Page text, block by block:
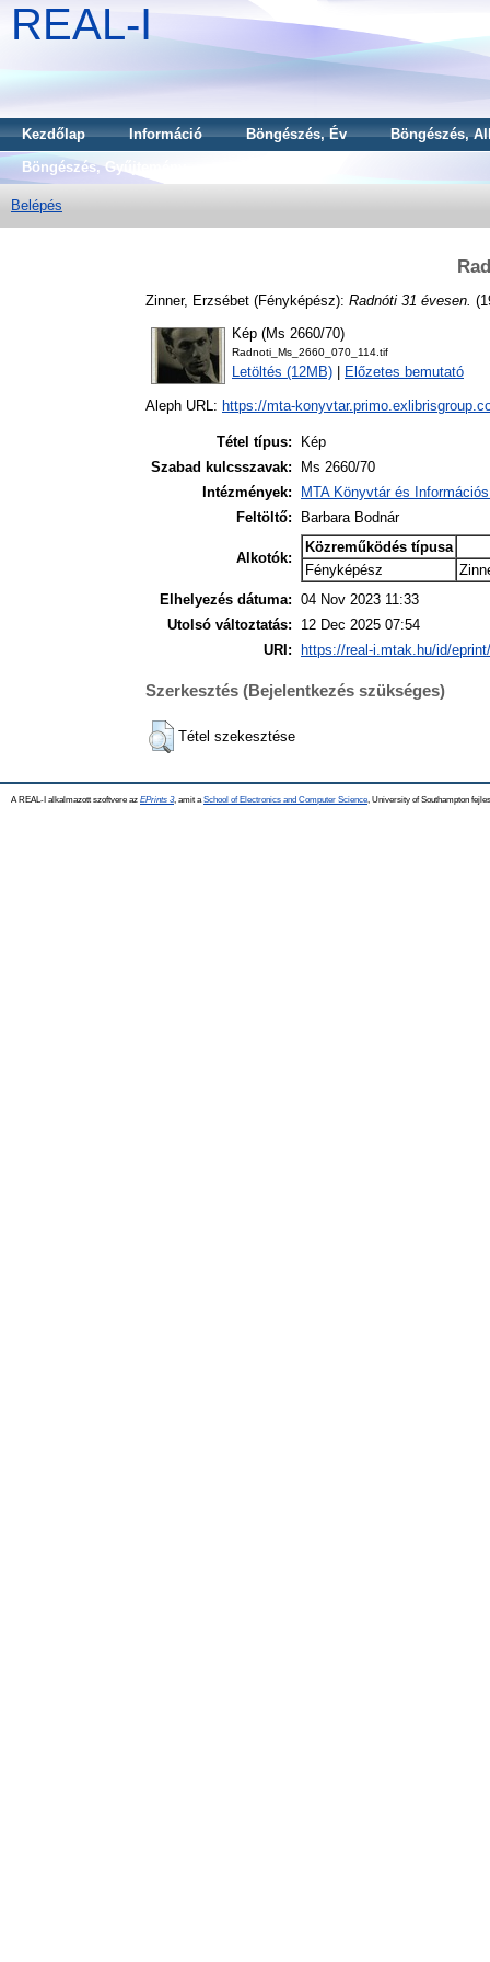
REAL-I
Kezdőlap Információ Böngészés, Év
Böngészés,
Böngészés, Gyűjtemény
Belépés
Zinner, Erzsébet (Fényképész): Radnóti 31 évesen.
Kép (Ms 2660/70)
Radnoti_Ms_2660_070_114.tif
Letöltés (12MB) Előzetes bemutató
Aleph URL: https://mta-
Tétel típus:
Kép
Szabad kulcsszavak:
Ms 2660/70
Intézmények:
MTA Könyvtár és
Feltöltő:
Barbara Bodnár
Alkotók:
Közreműködés típusa
Fényképész
Elhelyezés dátuma: 04 Nov 2023 11:33
Utolsó változtatás:
12 Dec 2025 07:54
URI:
https://real-i.mtak.hu/id/
Szerkesztés (Bejelentkezés szükséges)
Tétel szekesztése
A REAL-I alkalmazott szoftvere az EPrints 3, amit a School of Electronics and Computer Science , University of Southampton